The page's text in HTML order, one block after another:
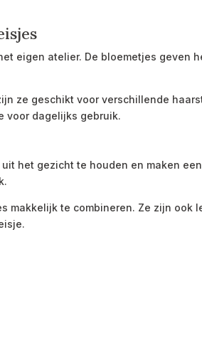
eigen atelier. De bloemetjes geven
ze geschikt voor verschillende
voor dagelijks gebruik.
het gezicht te houden en maken
makkelijk te combineren. Ze zijn ook